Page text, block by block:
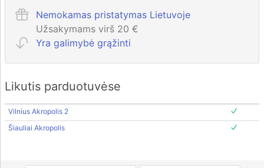
Nemokamas pristatymas Lietuvoje
Užsakymams virš 20 €
Yra galimybė grąžinti
Likutis parduotuvėse
Vilnius Akropolis 2
Šiauliai Akropolis